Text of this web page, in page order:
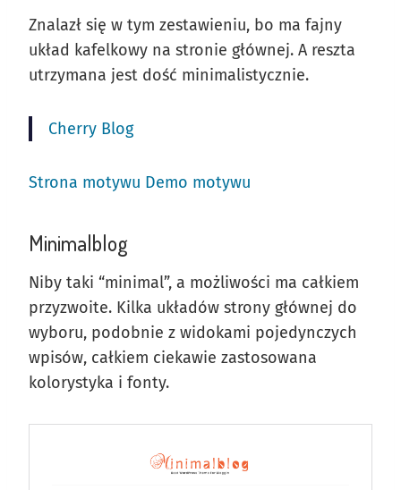
Znalazł się w tym zestawieniu, bo ma fajny
układ kafelkowy na stronie głównej. A reszta
utrzymana jest dość minimalistycznie.
Cherry Blog
Strona motywu Demo motywu
Minimalblog
Niby taki “minimal”, a możliwości ma całkiem
przyzwoite. Kilka układów strony głównej do
wyboru, podobnie z widokami pojedynczych
wpisów, całkiem ciekawie zastosowana
kolorystyka i fonty.